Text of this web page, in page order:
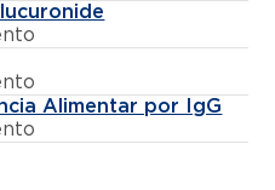
Alimentar por IgG